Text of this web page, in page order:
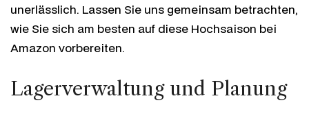
unerlässlich. Lassen Sie uns gemeinsam betrachten,
wie Sie sich am besten auf diese Hochsaison bei
Amazon vorbereiten.
Lagerverwaltung und Planung